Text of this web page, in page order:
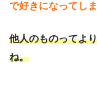
で好きになってし
他人のものってよ
ね。